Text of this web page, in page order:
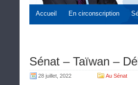
Accueil En circonscription
Sénat – Taïwan –
28 juillet, 2022 Au Sénat